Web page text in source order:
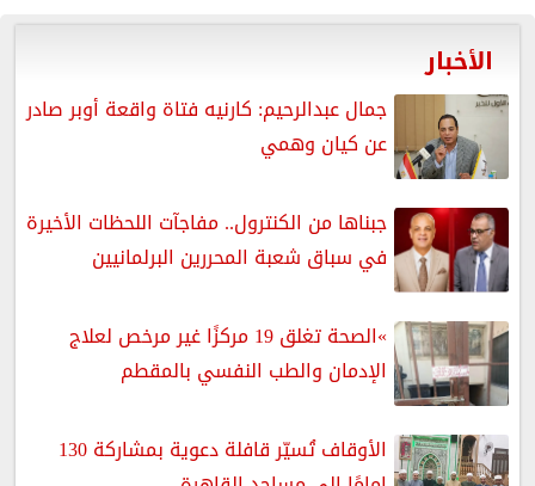
الأخبار
جمال عبدالرحيم: كارنيه فتاة واقعة أوبر صادر
عن كيان وهمي
جبناها من الكنترول.. مفاجآت اللحظات الأخيرة
في سباق شعبة المحررين البرلمانيين
»الصحة تغلق 19 مركزًا غير مرخص لعلاج
الإدمان والطب النفسي بالمقطم
الأوقاف تُسيّر قافلة دعوية بمشاركة 130